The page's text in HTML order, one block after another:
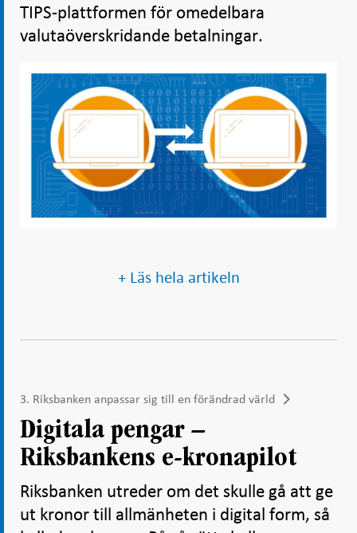
TIPS-plattformen för omedelbara
valutaöverskridande betalningar.
+ Läs hela artikeln
3. Riksbanken anpassar sig till en förändrad värld
Digitala pengar –
Riksbankens e-kronapilot
Riksbanken utreder om det skulle gå att ge
ut kronor till allmänheten i digital form, så